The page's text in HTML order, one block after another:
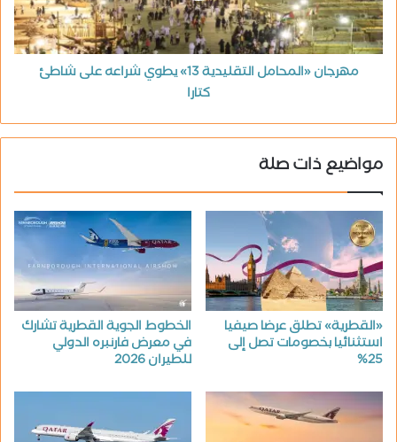
مهرجان «المحامل التقليدية 13» يطوي شراعه على شاطئ
كتارا
مواضيع ذات صلة
«القطرية» تطلق عرضا صيفيا
استثنائيا بخصومات تصل إلى
25%
الخطوط الجوية القطرية تشارك
في معرض فارنبره الدولي
للطيران 2026